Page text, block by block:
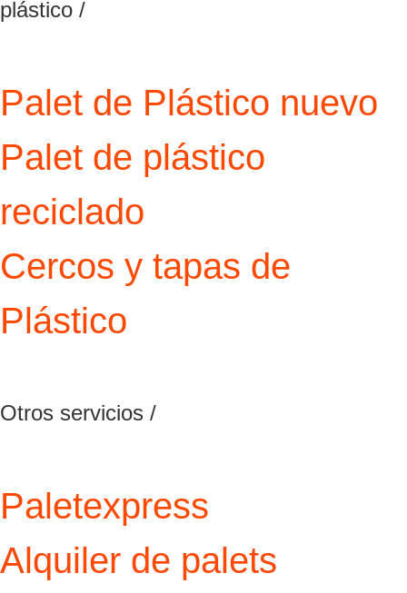
plástico /
Palet de Plástico nuevo
Palet de plástico
reciclado
Cercos y tapas de
Plástico
Otros servicios /
Paletexpress
Alquiler de palets